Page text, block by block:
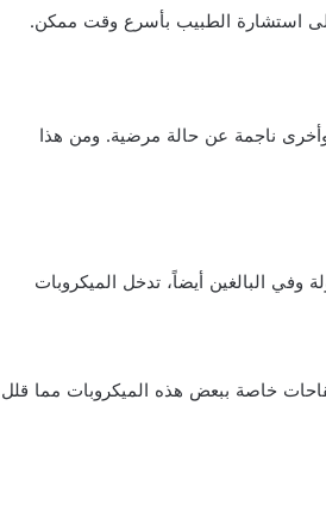
استشارة الطبيب بأسرع وقت ممكن.
ناجمة عن حالة مرضية. ومن هذا
البالغين أيضاً، تدخل الميكروبات
خاصة ببعض هذه الميكروبات مما قلل